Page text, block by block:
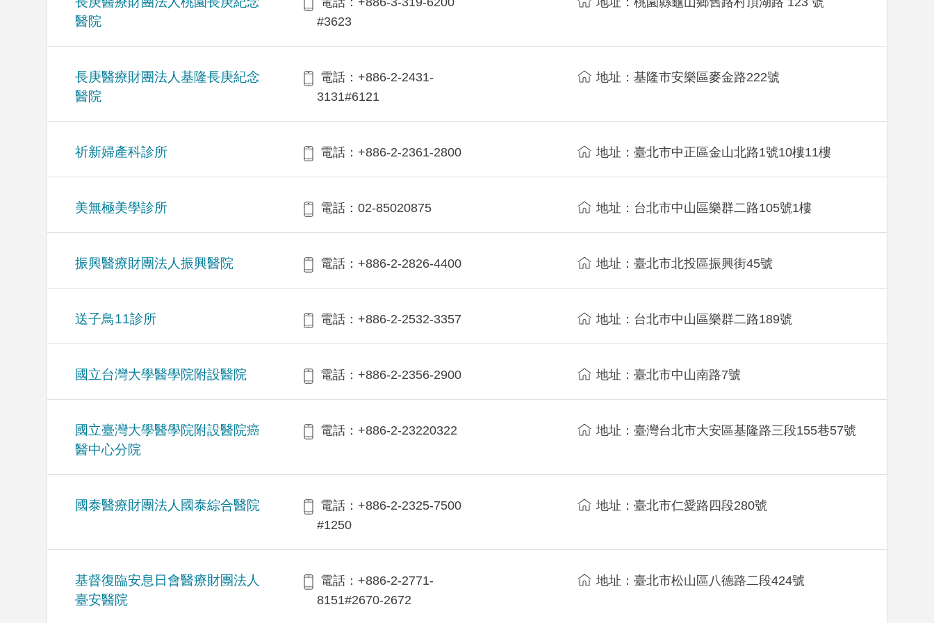
醫院
#3623
長庚醫療財團法人基隆長庚紀念
醫院
電話：+886-2-2431-
3131#6121
地址：基隆市安樂區麥金路222號
祈新婦產科診所 電話：+886-2-2361-2800 地址：臺北市中正區金山北路1號10樓11樓
美無極美學診所 電話：02-85020875 地址：台北市中山區樂群二路105號1樓
振興醫療財團法人振興醫院 電話：+886-2-2826-4400 地址：臺北市北投區振興街45號
送子鳥11診所 電話：+886-2-2532-3357 地址：台北巿中山區樂群二路189號
國立台灣大學醫學院附設醫院 電話：+886-2-2356-2900 地址：臺北市中山南路7號
國立臺灣大學醫學院附設醫院癌
醫中心分院
電話：+886-2-23220322 地址：臺灣台北市大安區基隆路三段155巷57號
國泰醫療財團法人國泰綜合醫院
電話：+886-2-2325-7500
#1250
地址：臺北市仁愛路四段280號
基督復臨安息日會醫療財團法人
臺安醫院
電話：+886-2-2771-
8151#2670-2672
地址：臺北市松山區八德路二段424號